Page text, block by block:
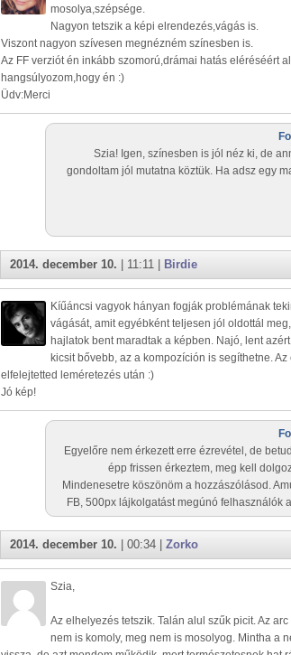
mosolya,szépsége.
Nagyon tetszik a képi elrendezés,vágás is.
Viszont nagyon szívesen megnézném színesben is.
Az FF verziót én inkább szomorú,drámai hatás eléréséért
hangsúlyozom,hogy én :)
Üdv:Merci
Szia! Igen, színesben is jól néz ki, de
gondoltam jól mutatna köztük. Ha adsz egy
2014. december 10. | 11:11 | Birdie
Kíűáncsi vagyok hányan fogják problémának
vágását, amit egyébként teljesen jól oldottál
hajlatok bent maradtak a képben. Najó, lent
kicsit bővebb, az a kompozíción is segíthetne.
elfelejtetted leméretezés után :)
Jó kép!
Egyelőre nem érkezett erre ézrevétel, de
épp frissen érkeztem, meg kell
Mindenesetre köszönöm a hozzászólásod.
FB, 500px lájkolgatást megúnó felhasználók
2014. december 10. | 00:34 | Zorko
Szia,
Az elhelyezés tetszik. Talán alul szűk picit. Az
nem is komoly, meg nem is mosolyog. Mintha a